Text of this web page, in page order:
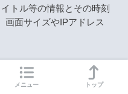
トル等の情報とその時刻
画面サイズやIPアドレス
いた広告を本サイトで配
めに以下のサービスにパ
メニュー トップ